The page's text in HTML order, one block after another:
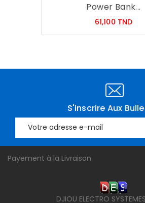
Power Bank...
61,100 TNDPrix
S'inscrire Aux
Payement à la Livraison
DJIOU ELECTRO